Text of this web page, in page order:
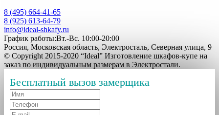
8 (495) 664-41-65
8 (925) 613-64-79
info@ideal-shkafy.ru
График работы:Вт.-Вс. 10:00-20:00
Россия, Московская область, Электросталь, Северная улица, 9
© Copyright 2015-2020 “Ideal” Изготовление шкафов-купе на
заказ по индивидуальным размерам в Электростали.
Бесплатный вызов замерщика